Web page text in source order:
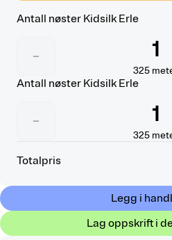
Antall nøster Kidsilk Erle
− 1
325
Antall nøster Kidsilk Erle
− 1
325
Totalpris
Legg i
Lag oppskrift i